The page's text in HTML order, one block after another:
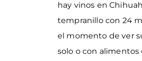
hay vinos en
tempranillo con 24
el momento de ver
solo o con alimentos